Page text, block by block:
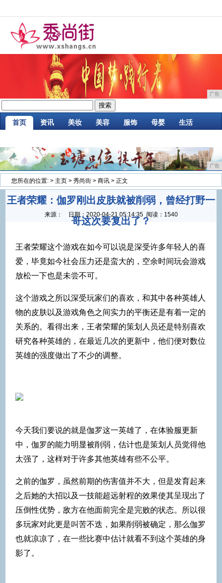
广告
首页 资讯 美妆 美容 服饰 母婴 生活
广告
您所在的位置: > 主页 > 秀尚街 > 商讯 > 正文
王者荣耀：伽罗刚出皮肤就被削弱，曾经打野一
哥这次要复出了？
来源： 日期： 2020-04-21 05:14:35 阅读：1540
王者荣耀这个游戏在如今可以说是深受许多年轻人的喜
爱，毕竟如今社会压力还是蛮大的，空余时间玩会游戏
放松一下也是未尝不可。
这个游戏之所以深受玩家们的喜欢，和其中各种英雄人
物的皮肤以及游戏角色之间实力的平衡还是有着一定的
关系的。看得出来，王者荣耀的策划人员还是特别喜欢
研究各种英雄的，在最近几次的更新中，他们便对数位
英雄的强度做出了不少的调整。
今天我们要说的就是伽罗这一英雄了，在体验服更新
中，伽罗的能力明显被削弱，估计也是策划人员觉得他
太强了，这样对于许多其他英雄有些不公平。
之前的伽罗，虽然前期的伤害值并不大，但是发育起来
之后她的大招以及一技能超远射程的效果使其呈现出了
压倒性优势，敌方在他面前完全是完败的状态。所以很
多玩家对此更是叫苦不迭，如果削弱被确定，那么伽罗
也就凉凉了，在一些比赛中估计就看不到这个英雄的身
影了。